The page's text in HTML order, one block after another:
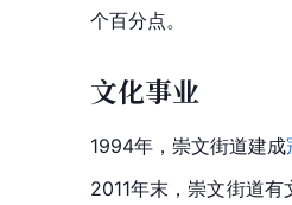
个百分点。
文化事业
1994年，崇文街道建成
2011年末，崇文街道